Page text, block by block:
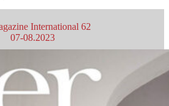
International 62
07-08.2023